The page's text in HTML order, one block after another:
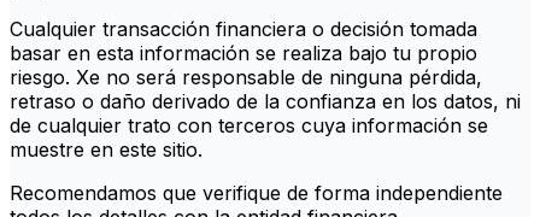
Cualquier transacción financiera o decisión tomada
basar en esta información se realiza bajo tu propio
riesgo. Xe no será responsable de ninguna pérdida,
retraso o daño derivado de la confianza en los datos, ni
de cualquier trato con terceros cuya información se
muestre en este sitio.
Recomendamos que verifique de forma independiente